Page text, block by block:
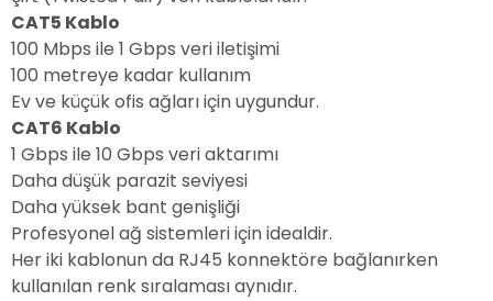
CAT5 Kablo
100 Mbps ile 1 Gbps veri iletişimi
100 metreye kadar kullanım
Ev ve küçük ofis ağları için uygundur.
CAT6 Kablo
1 Gbps ile 10 Gbps veri aktarımı
Daha düşük parazit seviyesi
Daha yüksek bant genişliği
Profesyonel ağ sistemleri için idealdir.
Her iki kablonun da RJ45 konnektöre bağlanırken
kullanılan renk sıralaması aynıdır.